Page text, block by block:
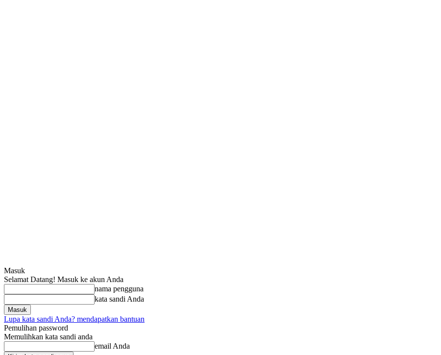
Masuk
Selamat Datang! Masuk ke akun Anda
nama pengguna
kata sandi Anda
Lupa kata sandi Anda? mendapatkan bantuan
Pemulihan password
Memulihkan kata sandi anda
email Anda